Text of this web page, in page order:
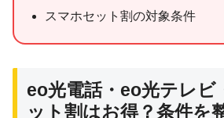
スマホセット割の対象条件
eo光電話・eo光テレビ
ット割はお得？条件を